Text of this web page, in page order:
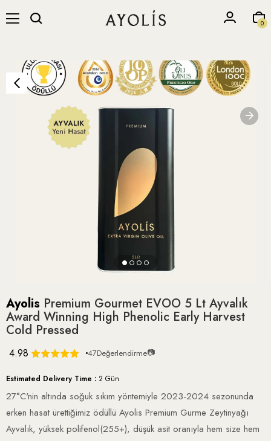
0
Ayolis Premium Gourmet EVOO 5 Lt Ayvalık
Award Winning High Phenolic Early Harvest
Cold Pressed
4.98 47Değerlendirme📷
Estimated Delivery Time : 2 Gün
27°C'nin altında soğuk sıkım yöntemiyle 2023-2024 sezonunda
erken hasat ürettiğimiz ödüllü Ayolis Premium Gurme Zeytinyağı
Ayvalık, yüksek polifenol(255+), düşük asit oranıyla hem size hem